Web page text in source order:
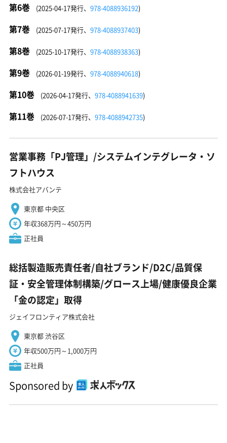
第6巻 (2025-04-17発行、 978-4088936192)
第7巻 (2025-07-17発行、 978-4088937403)
第8巻 (2025-10-17発行、 978-4088938363)
第9巻 (2026-01-19発行、 978-4088940618)
第10巻 (2026-04-17発行、 978-4088941639)
第11巻 (2026-07-17発行、 978-4088942735)
営業事務「PJ管理」/システムインテグレータ・ソ
フトハウス
株式会社アバンテ
東京都 中央区
年収368万円～450万円
正社員
総括製造販売責任者/自社ブランド/D2C/品質保
証・安全管理体制構築/グロース上場/健康優良企業
「金の認定」取得
ジェイフロンティア株式会社
東京都 渋谷区
年収500万円～1,000万円
正社員
Sponsored by